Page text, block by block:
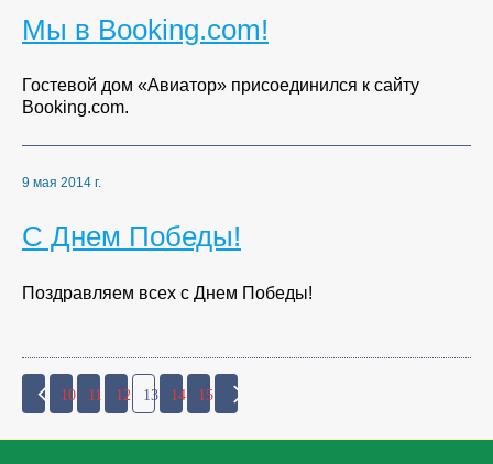
Мы в Booking.com!
Гостевой дом «Авиатор» присоединился к сайту
Booking.com.
9 мая 2014 г.
С Днем Победы!
Поздравляем всех с Днем Победы!
10 11 12 13 14 15